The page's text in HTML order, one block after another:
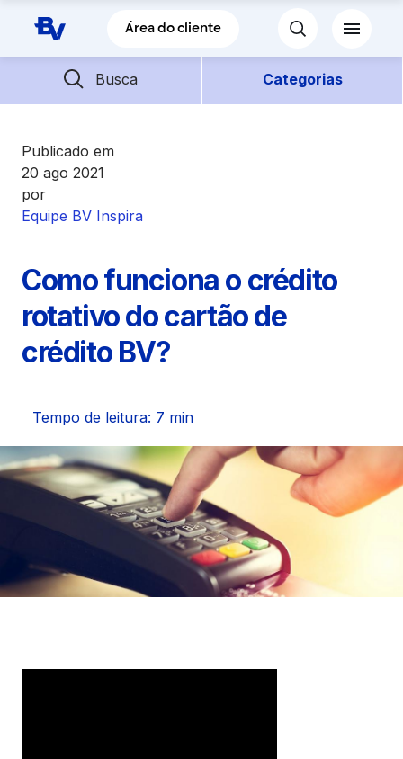
Pular para o Conteúdo principal
Área do cliente
Busca Categorias
Barra de busca
Descubra mais conteúdos
Empréstimos
Financiamentos
Futuro
Parceiros BV
Vida Financeira
Canais Digitais
Publicado em
20 ago 2021
por
Equipe BV Inspira
Como funciona o crédito
rotativo do cartão de
crédito BV?
Tempo de leitura: 7 min